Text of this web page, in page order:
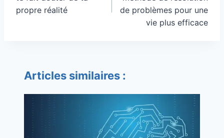
propre réalité
de problèmes pour une
vie plus efficace
Articles similaires :